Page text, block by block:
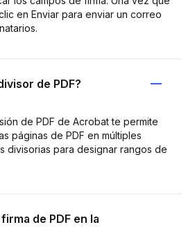
en Enviar para enviar un correo
de PDF?
de PDF de Acrobat te permite
páginas de PDF en múltiples
divisorias para designar rangos de
de PDF en la